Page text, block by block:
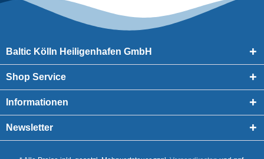
Baltic Kölln Heiligenhafen GmbH
Shop Service
Informationen
Newsletter